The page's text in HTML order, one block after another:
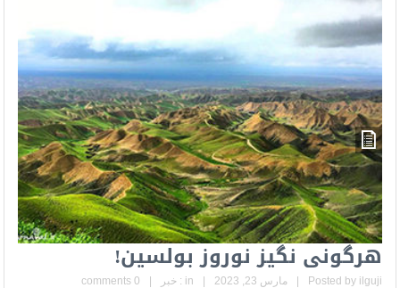
هرگونی نگیز نوروز بولسین!
Posted by ilguji مارس 23, 2023 in : خبر
0 comments